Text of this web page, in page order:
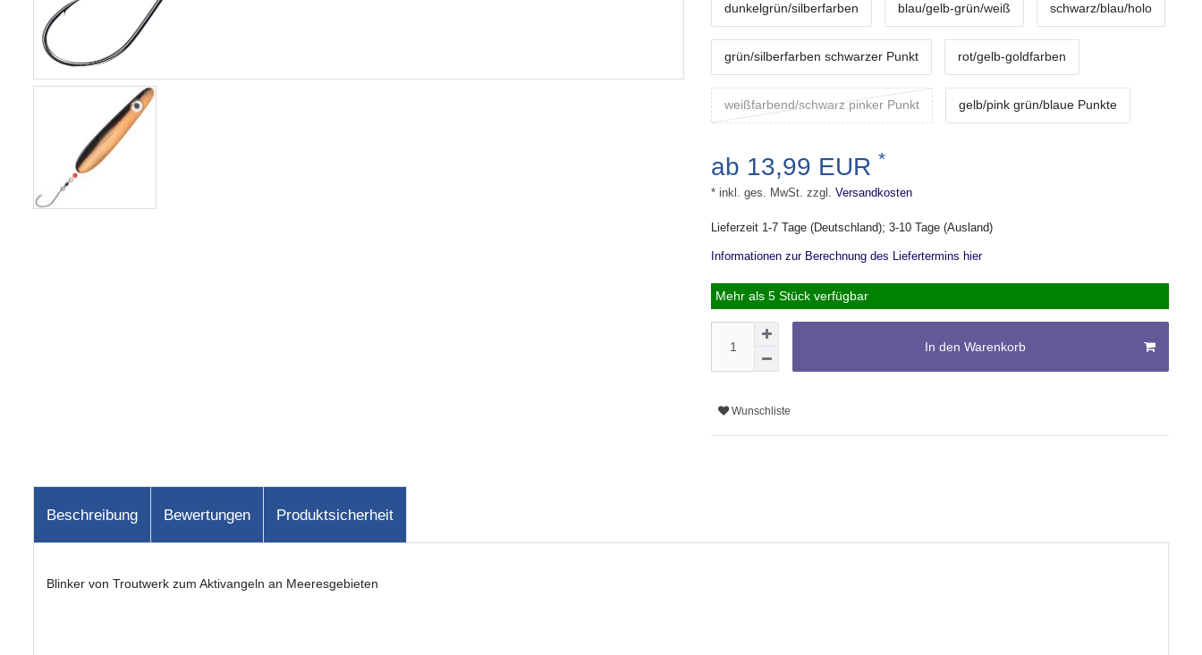
dunkelgrün/silberfarben blau/gelb-grün/weiß schwarz/blau/holo
grün/silberfarben schwarzer Punkt rot/gelb-goldfarben
weißfarbend/schwarz pinker Punkt gelb/pink grün/blaue Punkte
ab 13,99 EUR *
* inkl. ges. MwSt. zzgl. Versandkosten
Lieferzeit 1-7 Tage (Deutschland); 3-10 Tage (Ausland)
Informationen zur Berechnung des Liefertermins hier
Mehr als 5 Stück verfügbar
In den Warenkorb
Wunschliste
Beschreibung Bewertungen Produktsicherheit
Blinker von Troutwerk zum Aktivangeln an Meeresgebieten